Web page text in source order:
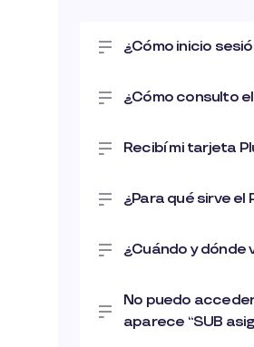
¿Cómo inicio
¿Cómo consulto
Recibí mi tarjeta
¿Para qué sirve el
¿Cuándo y dónde
No puedo
aparece “SUB